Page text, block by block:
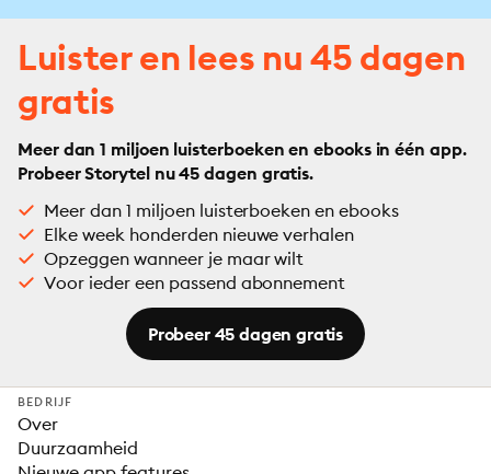
Luister en lees nu 45 dagen
gratis
Meer dan 1 miljoen luisterboeken en ebooks in één app.
Probeer Storytel nu 45 dagen gratis.
Meer dan 1 miljoen luisterboeken en ebooks
Elke week honderden nieuwe verhalen
Opzeggen wanneer je maar wilt
Voor ieder een passend abonnement
Probeer 45 dagen gratis
BEDRIJF
Over
Duurzaamheid